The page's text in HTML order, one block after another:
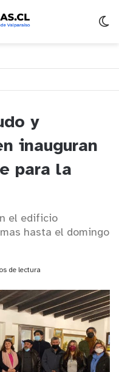
y
inauguran
para la
el edificio
hasta el domingo
de lectura